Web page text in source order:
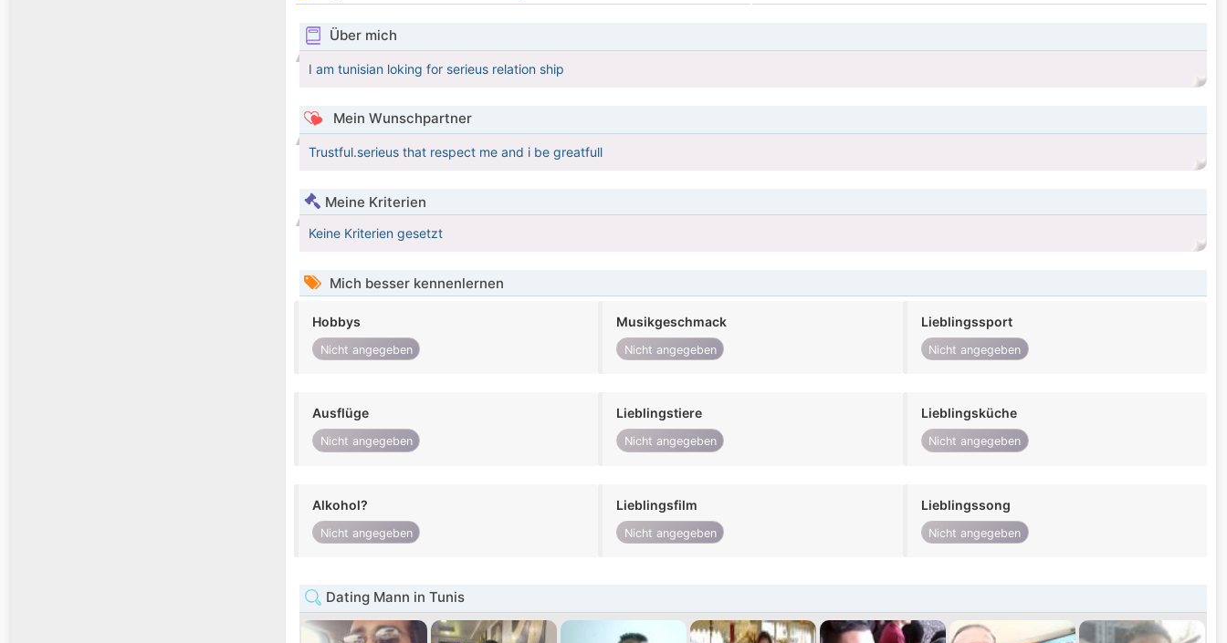
Über mich
I am tunisian loking for serieus relation ship
Mein Wunschpartner
Trustful.serieus that respect me and i be greatfull
Meine Kriterien
Keine Kriterien gesetzt
Mich besser kennenlernen
Hobbys
Nicht angegeben
Musikgeschmack
Nicht angegeben
Lieblingssport
Nicht angegeben
Ausflüge
Nicht angegeben
Lieblingstiere
Nicht angegeben
Lieblingsküche
Nicht angegeben
Alkohol?
Nicht angegeben
Lieblingsfilm
Nicht angegeben
Lieblingssong
Nicht angegeben
Dating Mann in Tunis